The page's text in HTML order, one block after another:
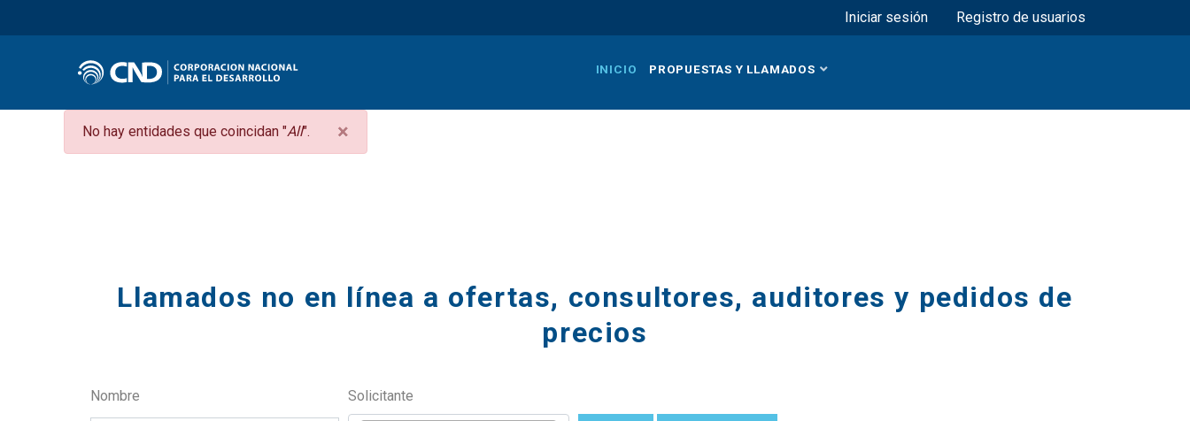
al
principal
Menú superior
Iniciar sesión Registro de usuarios
INICIO PROPUESTAS Y LLAMADOS
×
Mensaje
No hay entidades que coincidan "All".
Llamados no en línea a ofertas, consultores, auditores y pedidos de
precios
Nombre Solicitante